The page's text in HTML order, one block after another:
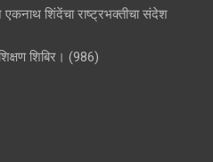
एकनाथ शिंदेंचा राष्ट्रभक्तीचा संदेश
शिबिर। (986)